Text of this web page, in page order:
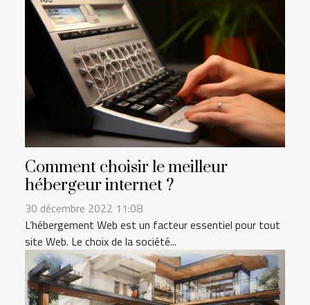
Comment choisir le meilleur
hébergeur internet ?
30 décembre 2022 11:08
L’hébergement Web est un facteur essentiel pour tout
site Web. Le choix de la société...